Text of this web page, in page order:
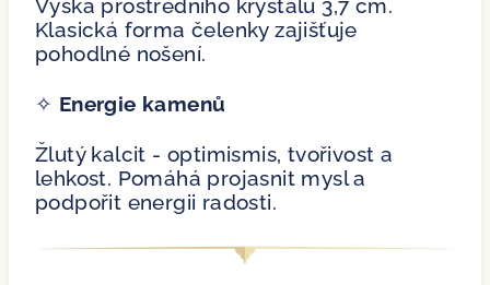
Výška prostředního krystalu 3,7 cm.
Klasická forma čelenky zajišťuje
pohodlné nošení.
✧ Energie kamenů
Žlutý kalcit - optimismis, tvořivost a
lehkost. Pomáhá projasnit mysl a
podpořit energii radosti.